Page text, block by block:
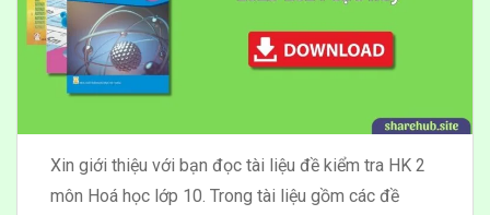
Xin giới thiệu với bạn đọc tài liệu đề kiểm tra HK 2
môn Hoá học lớp 10. Trong tài liệu gồm các đề